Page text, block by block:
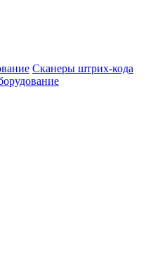
Сканеры штрих-кода